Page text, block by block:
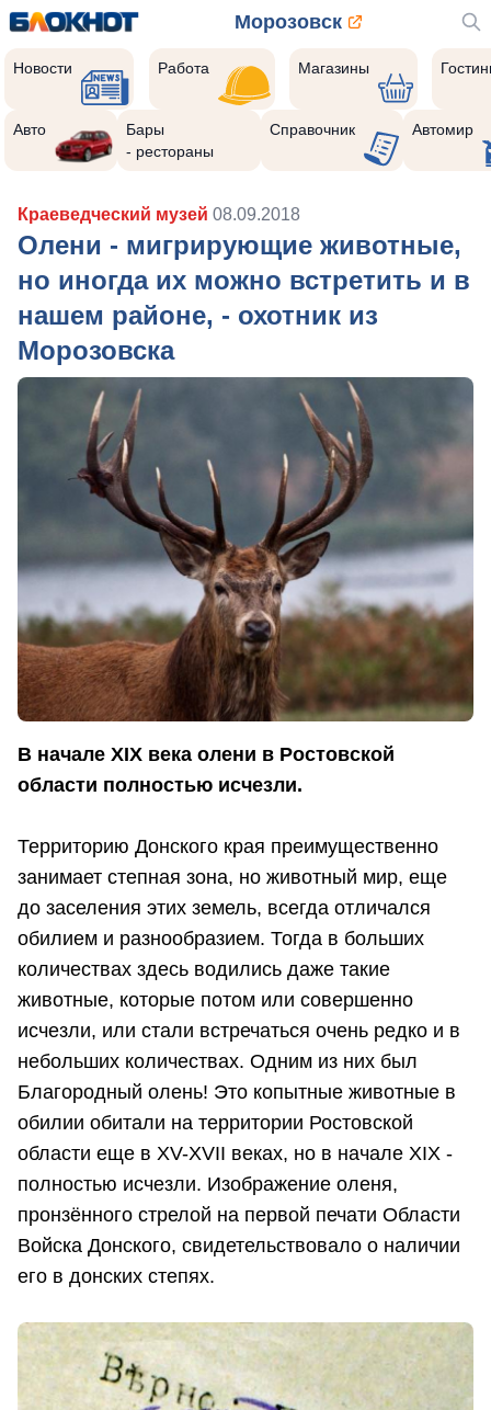
Морозовск
Новости Работа Магазины
Авто
Бары
- рестораны
Справочник Автомир
Краеведческий музей 08.09.2018
Олени - мигрирующие животные,
но иногда их можно встретить и в
нашем районе, - охотник из
Морозовска
В начале XIX века олени в Ростовской
области полностью исчезли.
Территорию Донского края преимущественно
занимает степная зона, но животный мир, еще
до заселения этих земель, всегда отличался
обилием и разнообразием. Тогда в больших
количествах здесь водились даже такие
животные, которые потом или совершенно
исчезли, или стали встречаться очень редко и в
небольших количествах. Одним из них был
Благородный олень! Это копытные животные в
обилии обитали на территории Ростовской
области еще в XV-XVII веках, но в начале XIX -
полностью исчезли. Изображение оленя,
пронзённого стрелой на первой печати Области
Войска Донского, свидетельствовало о наличии
его в донских степях.